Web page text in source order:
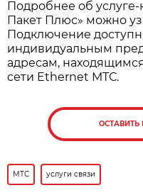
Подробнее об
Пакет Плюс» можно
Подключение
индивидуальным
адресам,
сети Ethernet МТС.
МТС услуги связи